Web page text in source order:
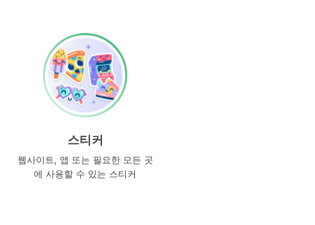
스티커
웹사이트, 앱 또는 필요한 모든 곳
에 사용할 수 있는 스티커